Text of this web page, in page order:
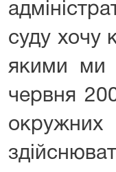
суду хочу
якими ми
червня
окружних